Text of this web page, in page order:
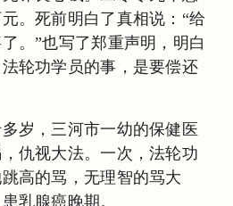
。死前明白了真相说：“给
。”也写了郑重声明，明白
轮功学员的事，是要偿还
岁，三河市一幼的保健医
仇视大法。一次，法轮功
高的骂，无理智的骂大
乳腺癌晚期。